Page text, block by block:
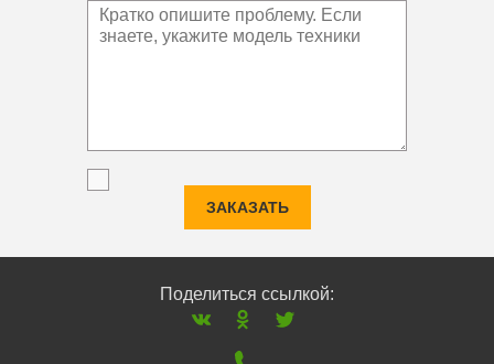
ЗАКАЗАТЬ
Поделиться ссылкой: